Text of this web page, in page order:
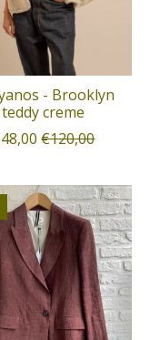
- Brooklyn
teddy creme
€120,00